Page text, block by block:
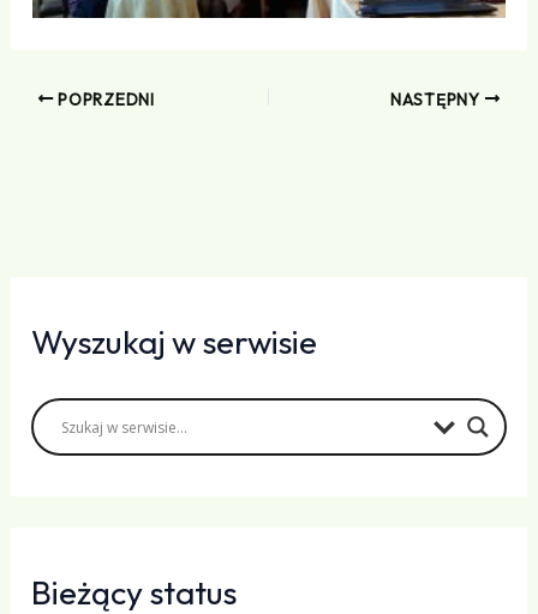
POPRZEDNI NASTĘPNY
Wyszukaj w serwisie
Bieżący status